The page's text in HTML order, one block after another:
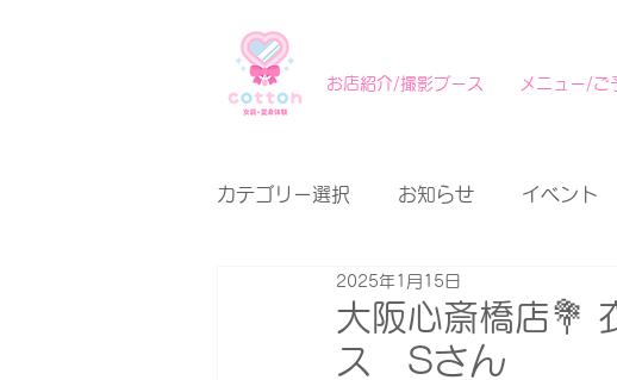
お店紹介/撮影ブース メニュー/ご
カテゴリー選択 お知らせ イベント
大阪心斎橋店💐
ス Sさん
2025年1月15日